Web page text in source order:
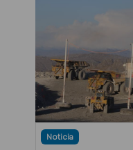
Noticia